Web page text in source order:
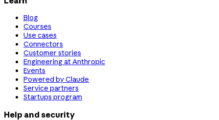
Blog
Courses
Use cases
Connectors
Customer stories
Engineering at Anthropic
Events
Powered by Claude
Service partners
Startups program
Help and security